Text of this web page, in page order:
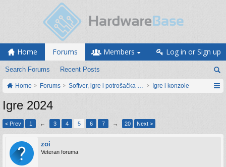
Home Forums
Search Forums Recent Posts
Members Log in or Sign up
Home Forums Softver, igre i potrošačka elektronikaIgre i konzole
Igre 2024
< Prev 1 ← 3 4 5 6 7 → 20 Next >
zoi
Veteran foruma